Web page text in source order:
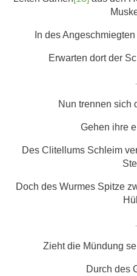
In des
Erwarten dort der
Nun trennen sich
Gehen ihre
Des Clitellums Schleim
Doch des Wurmes Spitze
Zieht die Mündung
Durch des